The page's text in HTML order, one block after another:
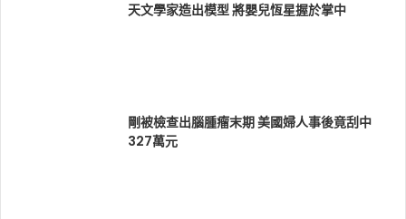
天文學家造出模型 將嬰兒恆星握於掌中
剛被檢查出腦腫瘤末期 美國婦人事後竟刮中
327萬元